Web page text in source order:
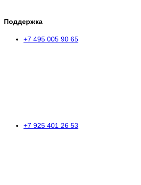
Поддержка
+7 495 005 90 65
+7 925 401 26 53